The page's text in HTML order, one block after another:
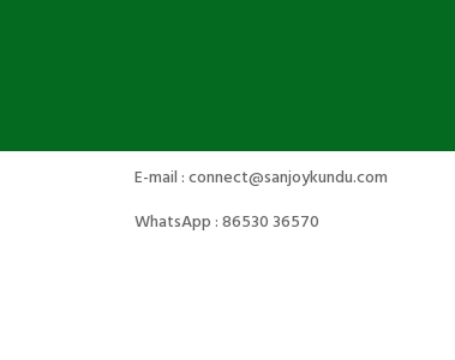
E-mail : connect@sanjoykundu.com
WhatsApp : 86530 36570